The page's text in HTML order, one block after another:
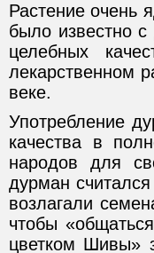
Растение очень
было известно
целебных
лекарственном
веке.
Употребление
качества в
народов для
дурман
возлагали
чтобы
цветком Шивы»